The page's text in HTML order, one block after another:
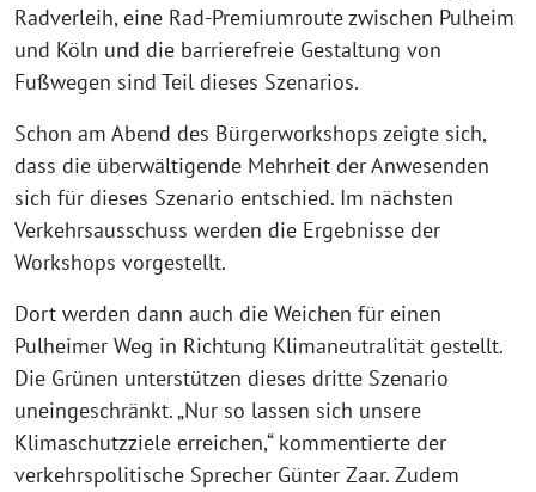
Radverleih, eine Rad-Premiumroute zwischen Pulheim
und Köln und die barrierefreie Gestaltung von
Fußwegen sind Teil dieses Szenarios.
Schon am Abend des Bürgerworkshops zeigte sich,
dass die überwältigende Mehrheit der Anwesenden
sich für dieses Szenario entschied. Im nächsten
Verkehrsausschuss werden die Ergebnisse der
Workshops vorgestellt.
Dort werden dann auch die Weichen für einen
Pulheimer Weg in Richtung Klimaneutralität gestellt.
Die Grünen unterstützen dieses dritte Szenario
uneingeschränkt. „Nur so lassen sich unsere
Klimaschutzziele erreichen,“ kommentierte der
verkehrspolitische Sprecher Günter Zaar. Zudem